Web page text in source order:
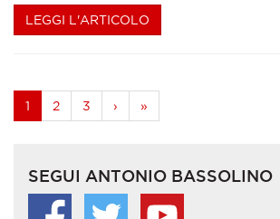
LEGGI L'ARTICOLO
1 2 3 › »
SEGUI ANTONIO BASSOLINO